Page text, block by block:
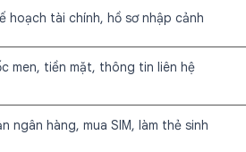
hoạch tài chính, hồ sơ nhập cảnh
men, tiền mặt, thông tin liên hệ
ngân hàng, mua SIM, làm thẻ sinh